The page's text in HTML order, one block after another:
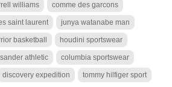
williams comme des garcons
saint laurent junya watanabe man
basketball houdini sportswear
athletic columbia sportswear
discovery expedition tommy hilfiger sport